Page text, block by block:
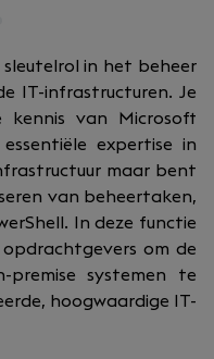
sleutelrol in het beheer
IT-infrastructuren. Je
kennis van Microsoft
expertise in
maar bent
van beheertaken,
In deze functie
om de
premise systemen te
hoogwaardige IT-